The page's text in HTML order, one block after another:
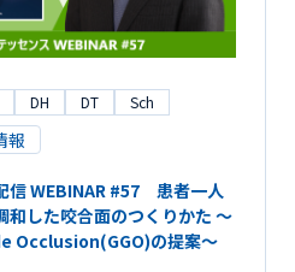
DH DT Sch
報
信 WEBINAR #57 患者一人
和した咬合面のつくりかた ～
Occlusion(GGO)の提案～